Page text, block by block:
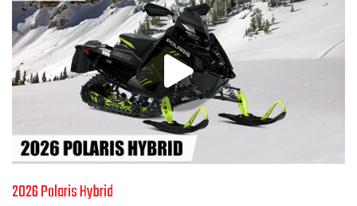
2026 Polaris Hybrid